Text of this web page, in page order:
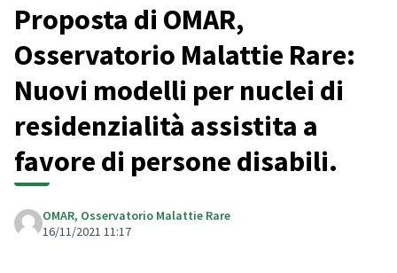
Proposta di OMAR,
Osservatorio Malattie Rare:
Nuovi modelli per nuclei di
residenzialità assistita a
favore di persone disabili.
OMAR, Osservatorio Malattie Rare
16/11/2021 11:17